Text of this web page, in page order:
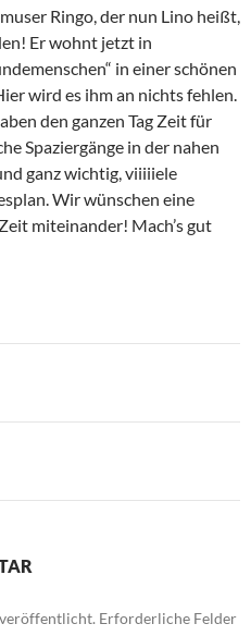
Ringo, der nun Lino heißt,
Er wohnt jetzt in
in einer schönen
wird es ihm an nichts fehlen.
den ganzen Tag Zeit für
Spaziergänge in der nahen
ganz wichtig, viiiiiele
Wir wünschen eine
miteinander! Mach’s gut
Erforderliche Felder